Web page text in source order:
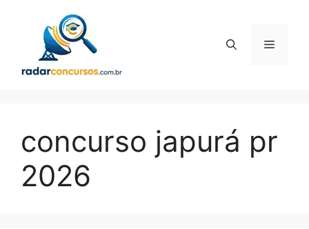
conteúdo
Menu
concurso japurá pr
2026